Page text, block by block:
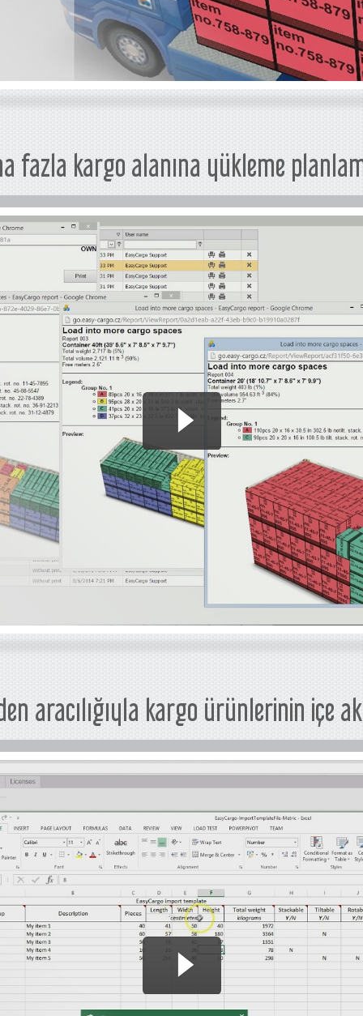
fazla kargo alanına yükleme
aracılığıyla kargo ürünlerinin içe